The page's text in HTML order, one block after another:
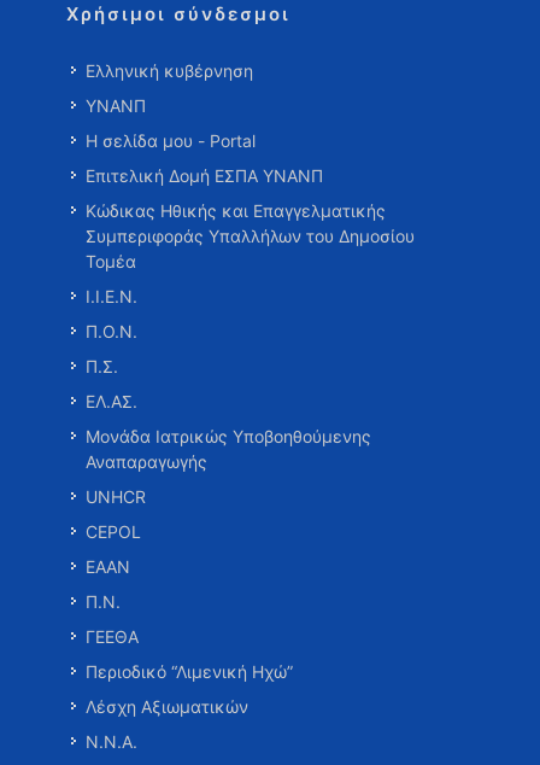
Χρήσιμοι σύνδεσμοι
Ελληνική κυβέρνηση
ΥΝΑΝΠ
Η σελίδα μου - Portal
Επιτελική Δομή ΕΣΠΑ ΥΝΑΝΠ
Κώδικας Ηθικής και Επαγγελματικής
Συμπεριφοράς Υπαλλήλων του Δημοσίου
Τομέα
Ι.Ι.Ε.Ν.
Π.Ο.Ν.
Π.Σ.
ΕΛ.ΑΣ.
Μονάδα Ιατρικώς Υποβοηθούμενης
Αναπαραγωγής
UNHCR
CEPOL
ΕΑΑΝ
Π.Ν.
ΓΕΕΘΑ
Περιοδικό “Λιμενική Ηχώ”
Λέσχη Αξιωματικών
Ν.Ν.Α.